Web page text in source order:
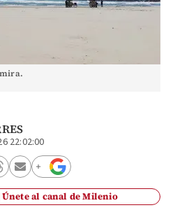
22:02:00
Únete al canal de Milenio